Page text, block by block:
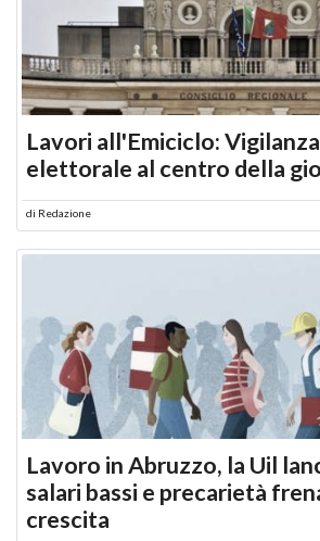
Lavori all'Emiciclo:
elettorale al centro della
di Redazione
Lavoro in Abruzzo, la Uil
salari bassi e precarietà
crescita